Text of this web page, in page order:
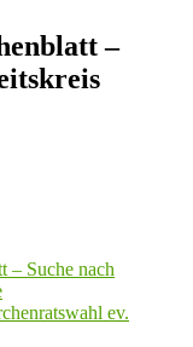
–
– Suche nach
ev.